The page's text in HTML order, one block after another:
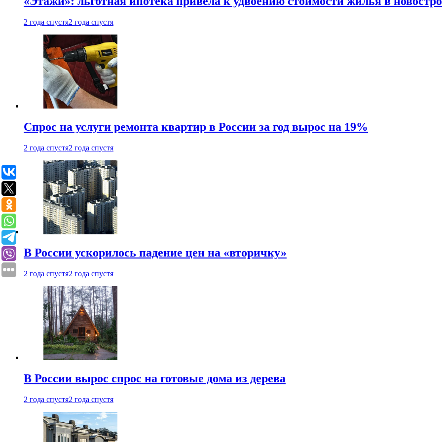
2 года спустя2 года спустя
Спрос на услуги ремонта квартир в России за год вырос на 19%
2 года спустя2 года спустя
В России ускорилось падение цен на «вторичку»
2 года спустя2 года спустя
В России вырос спрос на готовые дома из дерева
2 года спустя2 года спустя